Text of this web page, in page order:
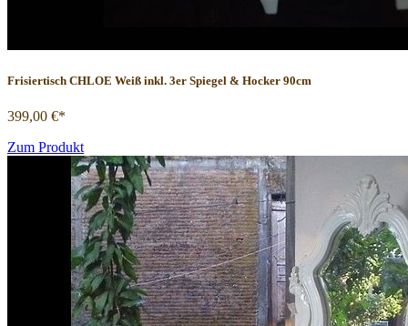
Frisiertisch CHLOE Weiß inkl. 3er Spiegel & Hocker 90cm
399,00 €*
Zum Produkt